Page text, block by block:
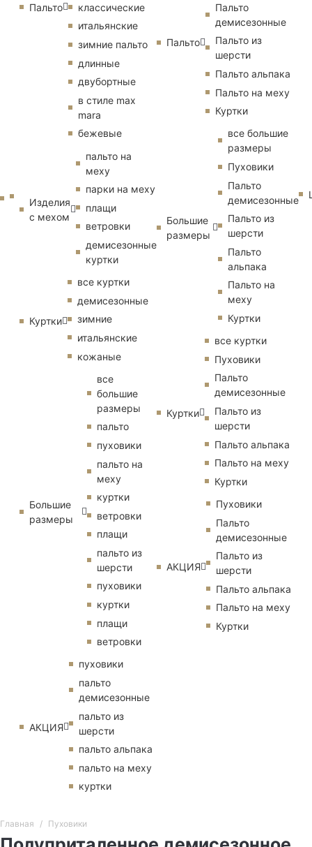
Пальто
классические
итальянские
зимние пальто
длинные
двубортные
в стиле max
mara
бежевые
Изделия
с мехом
пальто на
меху
парки на меху
плащи
ветровки
демисезонные
куртки
Куртки
все куртки
демисезонные
зимние
итальянские
кожаные
Большие
размеры
все
большие
размеры
пальто
пуховики
пальто на
меху
куртки
ветровки
плащи
пальто из
шерсти
пуховики
куртки
плащи
ветровки
АКЦИЯ
пуховики
пальто
демисезонные
пальто из
шерсти
пальто альпака
пальто на меху
куртки
Пальто
Пальто
демисезонные
Пальто из
шерсти
Пальто альпака
Пальто на меху
Куртки
Большие
размеры
все большие
размеры
Пуховики
Пальто
демисезонные
Пальто из
шерсти
Пальто
альпака
Пальто на
меху
Куртки
Куртки
все куртки
Пуховики
Пальто
демисезонные
Пальто из
шерсти
Пальто альпака
Пальто на меху
Куртки
АКЦИЯ
Пуховики
Пальто
демисезонные
Пальто из
шерсти
Пальто альпака
Пальто на меху
Куртки
Главная Пуховики